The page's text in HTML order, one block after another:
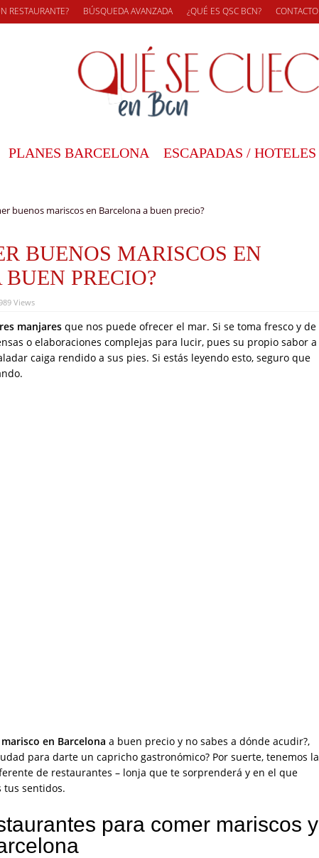
RESTAURANTE? BÚSQUEDA AVANZADA ¿QUÉ ES QSC BCN? CONTACTO
PLANES BARCELONA ESCAPADAS / HOTELES
buenos mariscos en Barcelona a buen precio?
BUENOS MARISCOS EN
PRECIO?
Views
manjares que nos puede ofrecer el mar. Si se toma fresco y de
o elaboraciones complejas para lucir, pues su propio sabor a
caiga rendido a sus pies. Si estás leyendo esto, seguro que
en Barcelona a buen precio y no sabes a dónde acudir?,
para darte un capricho gastronómico? Por suerte, tenemos la
de restaurantes – lonja que te sorprenderá y en el que
tus sentidos.
para comer mariscos y